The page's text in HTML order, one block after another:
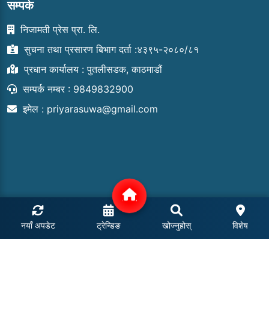
सम्पर्क
निजामती प्रेस प्रा. लि.
सुचना तथा प्रसारण बिभाग दर्ता :४३९५-२०८०/८१
प्रधान कार्यालय : पुतलीसडक, काठमाडौं
सम्पर्क नम्बर : 9849832900
इमेल : priyarasuwa@gmail.com
नयाँ अपडेट ट्रेन्डिङ खोज्नुहोस् विशेष